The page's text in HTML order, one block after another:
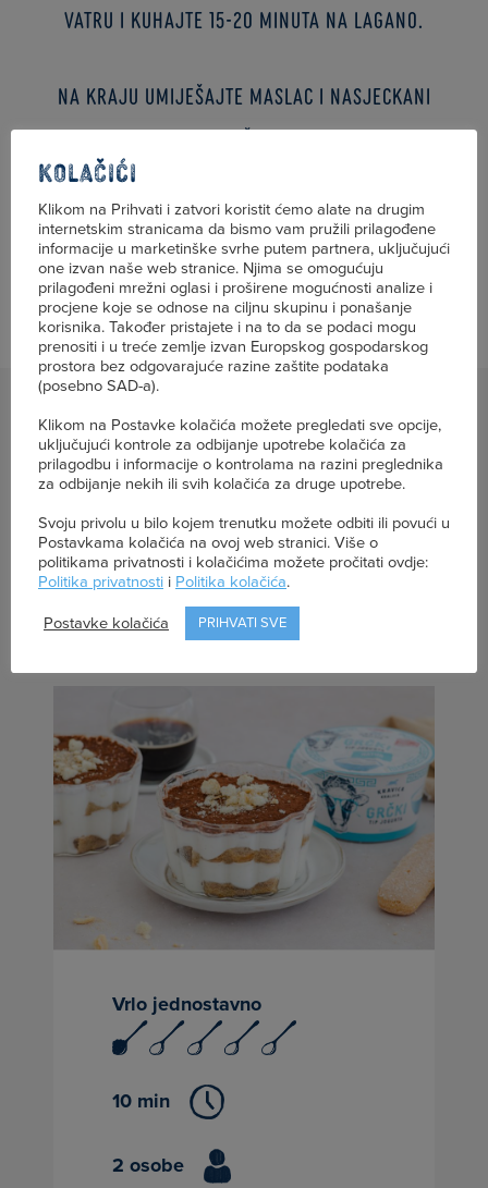
vatru i kuhajte 15-20 minuta na lagano.
Na kraju umiješajte maslac i nasjeckani
peršin.
Poslužite uz palentu, tjesteninu ili rižu.
Svježe s kraljičinog
stola
Vrlo jednostavno
10 min
2 osobe
Kolačići
Klikom na Prihvati i zatvori koristit ćemo alate na drugim
internetskim stranicama da bismo vam pružili prilagođene
informacije u marketinške svrhe putem partnera, uključujući
one izvan naše web stranice. Njima se omogućuju
prilagođeni mrežni oglasi i proširene mogućnosti analize i
procjene koje se odnose na ciljnu skupinu i ponašanje
korisnika. Također pristajete i na to da se podaci mogu
prenositi i u treće zemlje izvan Europskog gospodarskog
prostora bez odgovarajuće razine zaštite podataka
(posebno SAD-a).
Klikom na Postavke kolačića možete pregledati sve opcije,
uključujući kontrole za odbijanje upotrebe kolačića za
prilagodbu i informacije o kontrolama na razini preglednika
za odbijanje nekih ili svih kolačića za druge upotrebe.
Svoju privolu u bilo kojem trenutku možete odbiti ili povući u
Postavkama kolačića na ovoj web stranici. Više o
politikama privatnosti i kolačićima možete pročitati ovdje:
Politika privatnosti i Politika kolačića.
Postavke kolačića PRIHVATI SVE